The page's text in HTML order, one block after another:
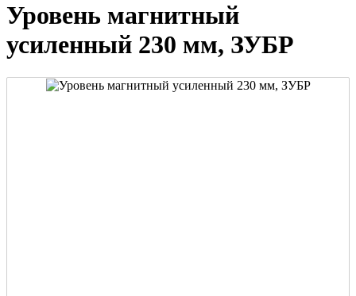
Уровень магнитный
усиленный 230 мм, ЗУБР